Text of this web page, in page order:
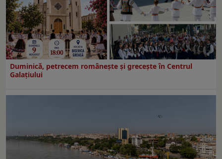
Duminică, petrecem româneşte şi greceşte în Centrul
Galaţiului